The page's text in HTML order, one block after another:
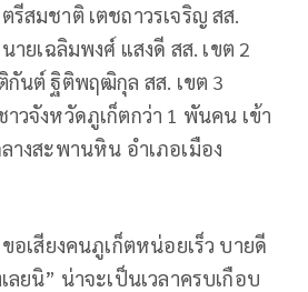
สมชาติ เตชถาวรเจริญ สส.
ายเฉลิมพงศ์ แสงดี สส. เขต 2
กันต์ ฐิติพฤฒิกุล สส. เขต 3
วจังหวัดภูเก็ตกว่า 1 พันคน เข้า
างสะพานหิน อำเภอเมือง
อเสียงคนภูเก็ตหน่อยเร็ว บายดี
ลยนิ” น่าจะเป็นเวลาครบเกือบ